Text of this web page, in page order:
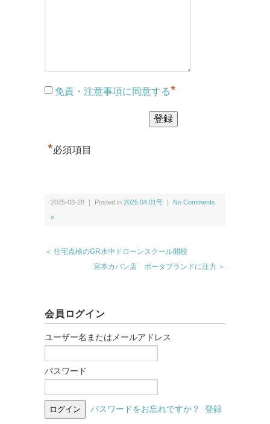
免責・注意事項に同意する*
*必須項目
2025-03-28 ｜ Posted in 2025.04.01号 No Comments
»
＜ 住宅点検のGR水中ドローンスクール開校
宮本カバン店 ポータブランドに注力 ＞
会員ログイン
ユーザー名またはメールアドレス
パスワード
パスワードをお忘れですか？ 登録